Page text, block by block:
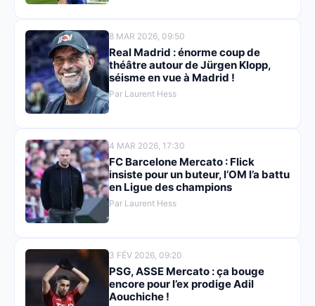
8 MAR 2026, 09:50
Real Madrid : énorme coup de
théâtre autour de Jürgen Klopp,
séisme en vue à Madrid !
Par Laurent Hess
4 MAR 2026, 17:30
FC Barcelone Mercato : Flick
insiste pour un buteur, l’OM l’a battu
en Ligue des champions
Par Laurent Hess
3 FÉV 2026, 09:20
PSG, ASSE Mercato : ça bouge
encore pour l’ex prodige Adil
Aouchiche !